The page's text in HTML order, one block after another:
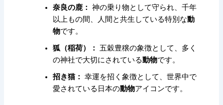
奈良の鹿： 神の乗り物として守られ、千年
以上もの間、
人間と共生している特別な動
物です。
狐（稲荷）： 五穀豊穣の象徴として、多く
の神社で大切にされている動物です。
招き猫： 幸運を招く象徴として、世界中で
愛されている日本の動物アイコンです。